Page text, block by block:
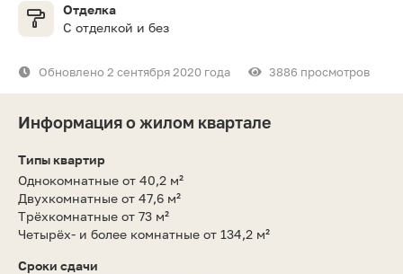
Отделка
С отделкой и без
Обновлено 2 сентября 2020 года 3886 просмотров
Информация о жилом квартале
Типы квартир
Однокомнатные от 40,2 м²
Двухкомнатные от 47,6 м²
Трёхкомнатные от 73 м²
Четырёх- и более комнатные от 134,2 м²
Сроки сдачи